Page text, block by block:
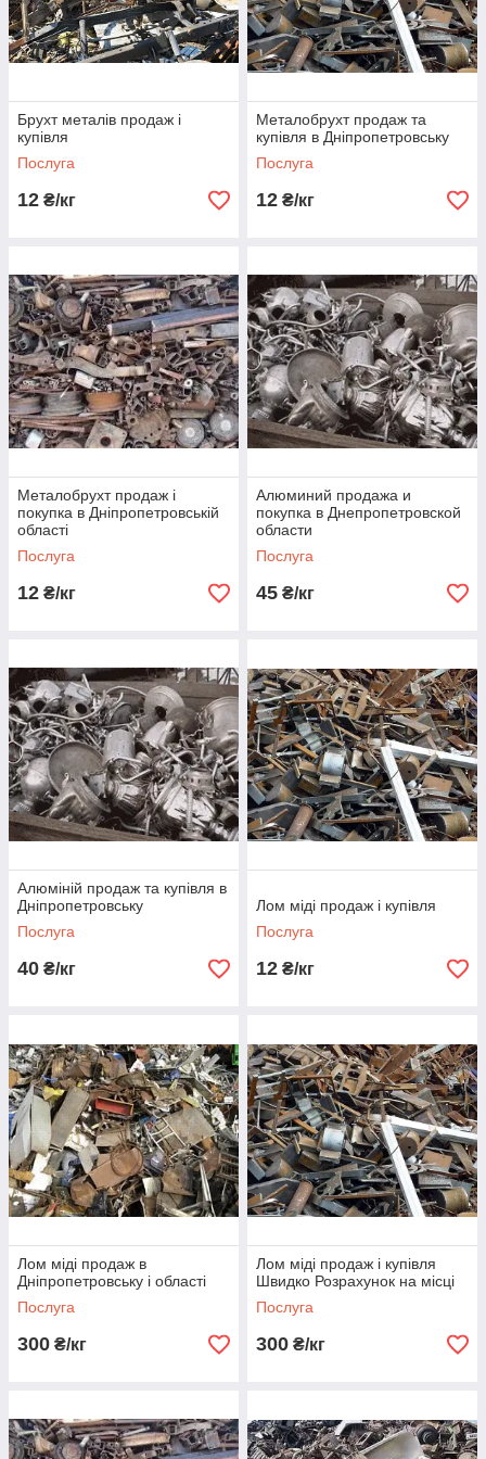
Так само здійснюється комплекс послуг подемонтажу
металоконструкцій.
Брухт металів продаж і
купівля
Послуга
12 ₴/кг
Металобрухт продаж та
купівля в Дніпропетровську
Послуга
12 ₴/кг
Металобрухт продаж і
покупка в Дніпропетровській
області
Послуга
12 ₴/кг
Алюминий продажа и
покупка в Днепропетровской
области
Послуга
45 ₴/кг
Алюміній продаж та купівля в
Дніпропетровську
Послуга
40 ₴/кг
Лом міді продаж і купівля
Послуга
12 ₴/кг
Лом міді продаж в
Дніпропетровську і області
Послуга
300 ₴/кг
Лом міді продаж і купівля
Швидко Розрахунок на місці
Послуга
300 ₴/кг